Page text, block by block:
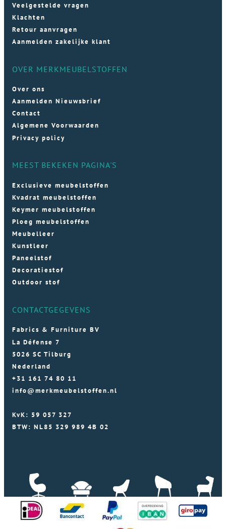
Veelgestelde vragen
Klachten
Retour aanvragen
Aanmelden zakelijke klant
OVER MERKMEUBELSTOFFEN
Over ons
Aanmelden Nieuwsbrief
Contact
Algemene Voorwaarden
Privacy policy
MEEST BEKEKEN PAGINA'S
Exclusieve meubelstoffen
Kvadrat meubelstoffen
Keymer meubelstoffen
Ploeg meubelstoffen
Meubelleer
Kunstleer
Paneelstof
Decoratiestof
Outdoor stof
CONTACTGEGEVENS
Fabrics & Furniture BV
La Défense 7
5026 SC Tilburg
Nederland
+31 161 74 80 11
info@merkmeubelstoffen.nl
KvK: 59 057 327
BTW: NL85 329 989 4B 02